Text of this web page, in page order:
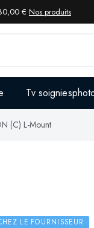
€ Nos produits
Tv
(C) L-Mount
LE FOURNISSEUR